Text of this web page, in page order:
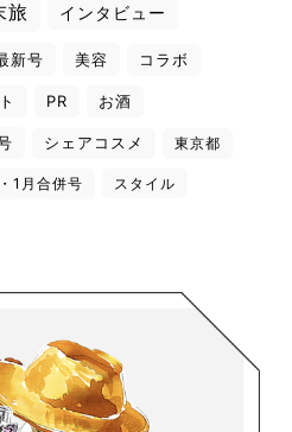
旅 インタビュー
新号 美容 コラボ
PR お酒
シェアコスメ 東京都
1月合併号 スタイル